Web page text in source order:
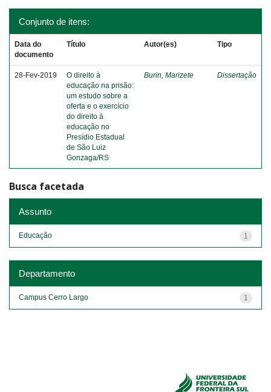
Conjunto de itens:
Data do
documento
Título Autor(es) Tipo
28-Fev-2019
O direito à
educação na prisão:
um estudo sobre a
oferta e o exercício
do direito à
educação no
Presídio Estadual
de São Luiz
Gonzaga/RS
Burin, Marizete Dissertação
Busca facetada
Assunto
1
Educação
Departamento
1
Campus Cerro Largo